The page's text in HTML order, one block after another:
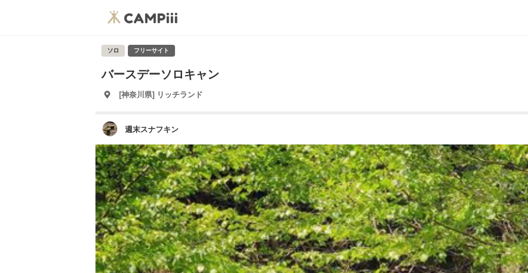
ソロ フリーサイト
バースデーソロキャン
[神奈川県] リッチランド
週末スナフキン